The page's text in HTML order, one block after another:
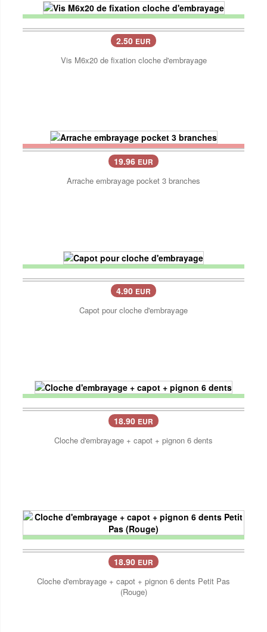
2.50 EUR
Vis M6x20 de fixation cloche d'embrayage
19.96 EUR
Arrache embrayage pocket 3 branches
4.90 EUR
Capot pour cloche d'embrayage
18.90 EUR
Cloche d'embrayage + capot + pignon 6 dents
18.90 EUR
Cloche d'embrayage + capot + pignon 6 dents Petit Pas
(Rouge)